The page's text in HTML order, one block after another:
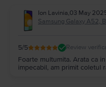
Ion Lavinia,03 May
Samsung Galaxy A52,
5/5 Review
Foarte multumita. Arata ca
impecabil, am primit coletul